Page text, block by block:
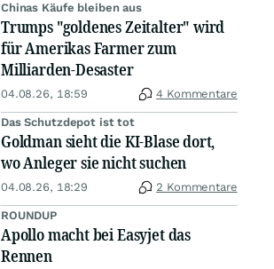
Chinas Käufe bleiben aus
Trumps "goldenes Zeitalter" wird
für Amerikas Farmer zum
Milliarden-Desaster
04.08.26, 18:59 4 Kommentare
Das Schutzdepot ist tot
Goldman sieht die KI-Blase dort,
wo Anleger sie nicht suchen
04.08.26, 18:29 2 Kommentare
ROUNDUP
Apollo macht bei Easyjet das
Rennen